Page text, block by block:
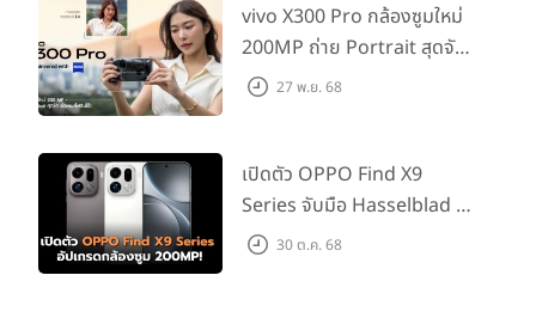
vivo X300 Pro กล้องซูมใหม่
200MP ถ่าย Portrait สุดจัด
ต่อเลนส์เสริมได้!
27 พ.ย. 68
เปิดตัว OPPO Find X9
Series จับมือ Hasselblad อัป
เกรดกล้องซูม 200MP!
30 ต.ค. 68